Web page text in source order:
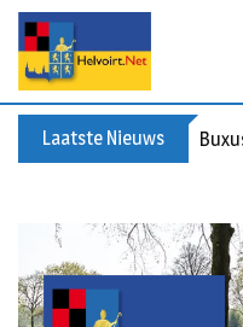
Laatste Nieuws